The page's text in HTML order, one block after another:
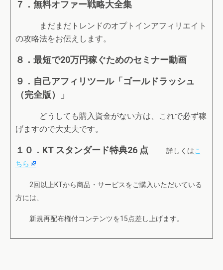
７．無料オファー戦略大全集
まだまだトレンドのオプトインアフィリエイト
の攻略法をお伝えします。
８．最短で20万円稼ぐためのセミナー動画
９．自己アフィリツール「ゴールドラッシュ
（完全版）」
どうしても購入資金がない方は、これで必ず稼
げますので大丈夫です。
１０．KT スタンダード特典26 点 詳しくはこ
ちら
2回以上KTから商品・サービスをご購入いただいている
方には、
新規再配布権付コンテンツを15点差し上げます。